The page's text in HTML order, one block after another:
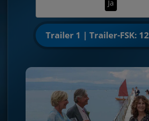
Ja
Trailer 1 | Trailer-FSK: 12